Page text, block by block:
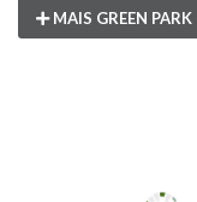
MAIS GREEN PARK